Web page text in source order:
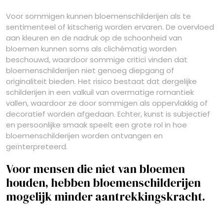
Voor sommigen kunnen bloemenschilderijen als te
sentimenteel of kitscherig worden ervaren. De overvloed
aan kleuren en de nadruk op de schoonheid van
bloemen kunnen soms als clichématig worden
beschouwd, waardoor sommige critici vinden dat
bloemenschilderijen niet genoeg diepgang of
originaliteit bieden. Het risico bestaat dat dergelijke
schilderijen in een valkuil van overmatige romantiek
vallen, waardoor ze door sommigen als oppervlakkig of
decoratief worden afgedaan. Echter, kunst is subjectief
en persoonlijke smaak speelt een grote rol in hoe
bloemenschilderijen worden ontvangen en
geïnterpreteerd.
Voor mensen die niet van bloemen
houden, hebben bloemenschilderijen
mogelijk minder aantrekkingskracht.